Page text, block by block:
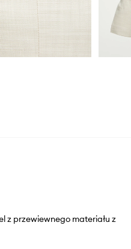
z przewiewnego materiału z